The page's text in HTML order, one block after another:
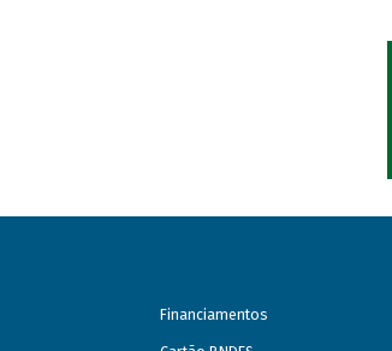
Financiamentos